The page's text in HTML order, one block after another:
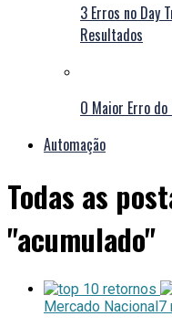
3 Erros no Day
Resultados
O Maior Erro
Automação
Todas as
"acumulado"
Mercado Nacional7